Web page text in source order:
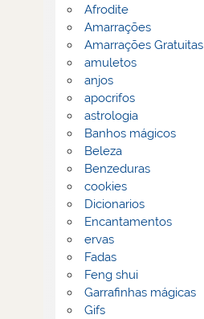
Afrodite
Amarrações
Amarrações Gratuitas
amuletos
anjos
apocrifos
astrologia
Banhos mágicos
Beleza
Benzeduras
cookies
Dicionarios
Encantamentos
ervas
Fadas
Feng shui
Garrafinhas mágicas
Gifs